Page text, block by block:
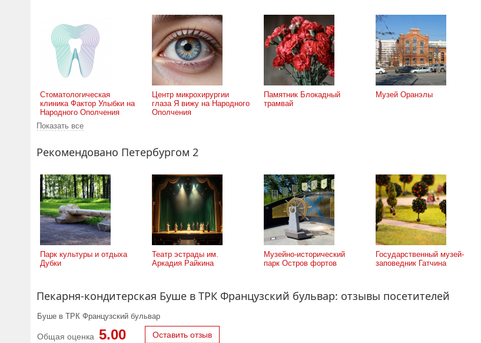
Стоматологическая
клиника Фактор Улыбки на
Народного Ополчения
Центр микрохирургии
глаза Я вижу на Народного
Ополчения
Памятник Блокадный
трамвай
Музей Оранэлы
Показать все
Рекомендовано Петербургом 2
Парк культуры и отдыха
Дубки
Театр эстрады им.
Аркадия Райкина
Музейно-исторический
парк Остров фортов
Государственный музей-
заповедник Гатчина
Пекарня-кондитерская Буше в ТРК Французский бульвар: отзывы посетителей
Буше в ТРК Французский бульвар
Общая оценка 5.00 Оставить отзыв